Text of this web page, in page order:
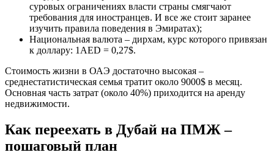
суровых ограничениях власти страны смягчают
требования для иностранцев. И все же стоит заранее
изучить правила поведения в Эмиратах);
Национальная валюта – дирхам, курс которого привязан
к доллару: 1AED = 0,27$.
Стоимость жизни в ОАЭ достаточно высокая –
среднестатистическая семья тратит около 9000$ в месяц.
Основная часть затрат (около 40%) приходится на аренду
недвижимости.
Как переехать в Дубай на ПМЖ –
пошаговый план